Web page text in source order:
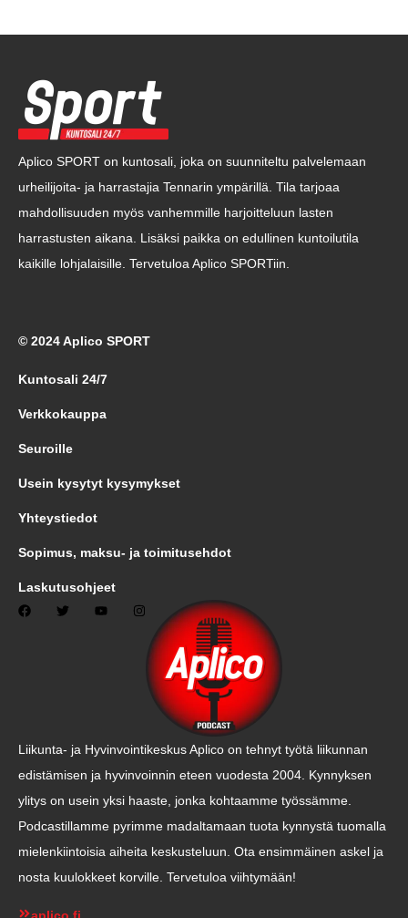
Aplico SPORT on kuntosali, joka on suunniteltu palvelemaan
urheilijoita- ja harrastajia Tennarin ympärillä. Tila tarjoaa
mahdollisuuden myös vanhemmille harjoitteluun lasten
harrastusten aikana. Lisäksi paikka on edullinen kuntoilutila
kaikille lohjalaisille. Tervetuloa Aplico SPORTiin.
© 2024 Aplico SPORT
Kuntosali 24/7
Verkkokauppa
Seuroille
Usein kysytyt kysymykset
Yhteystiedot
Sopimus, maksu- ja toimitusehdot
Laskutusohjeet
Liikunta- ja Hyvinvointikeskus Aplico on tehnyt työtä liikunnan
edistämisen ja hyvinvoinnin eteen vuodesta 2004. Kynnyksen
ylitys on usein yksi haaste, jonka kohtaamme työssämme.
Podcastillamme pyrimme madaltamaan tuota kynnystä tuomalla
mielenkiintoisia aiheita keskusteluun. Ota ensimmäinen askel ja
nosta kuulokkeet korville. Tervetuloa viihtymään!